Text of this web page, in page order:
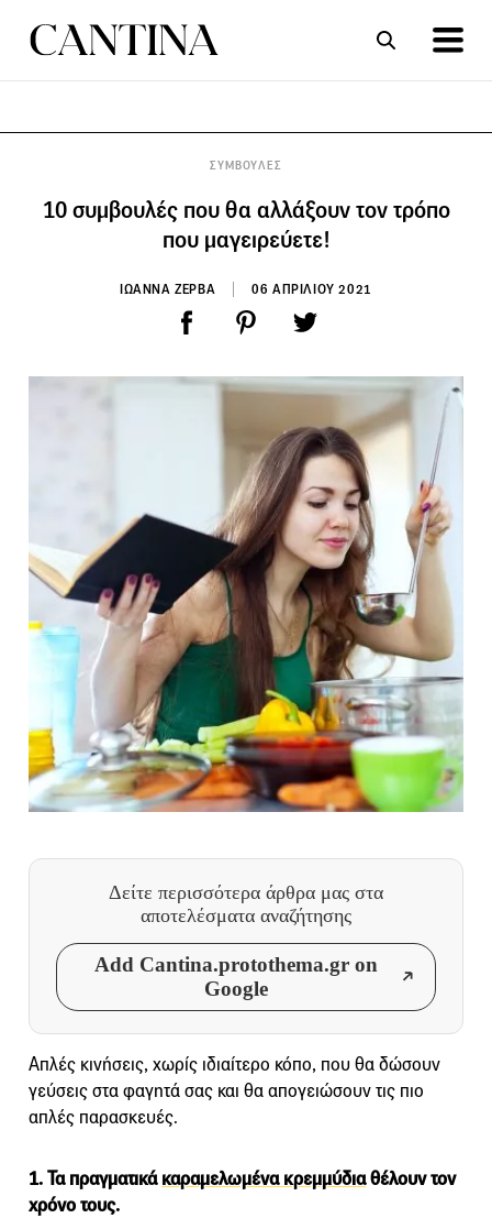
ΣΥΜΒΟΥΛΕΣ
10 συμβουλές που θα αλλάξουν τον τρόπο
που μαγειρεύετε!
ΙΩΑΝΝΑ ΖΕΡΒΑ 06 ΑΠΡΙΛΙΟΥ 2021
Δείτε περισσότερα άρθρα μας στα
αποτελέσματα αναζήτησης
Add Cantina.protothema.gr on
Google
Απλές κινήσεις, χωρίς ιδιαίτερο κόπο, που θα δώσουν
γεύσεις στα φαγητά σας και θα απογειώσουν τις πιο
απλές παρασκευές.
1. Τα πραγματικάκαραμελωμένα κρεμμύδιαθέλουν τον
χρόνο τους.